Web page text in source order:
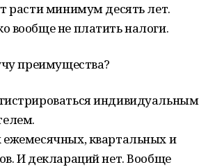
расти минимум десять лет.
вообще не платить налоги.
преимущества?
индивидуальным
квартальных и
И деклараций нет. Вообще